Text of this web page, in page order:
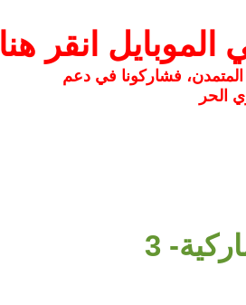
انقر هنا
المتمدن، فشاركونا في دعم
الحر
3